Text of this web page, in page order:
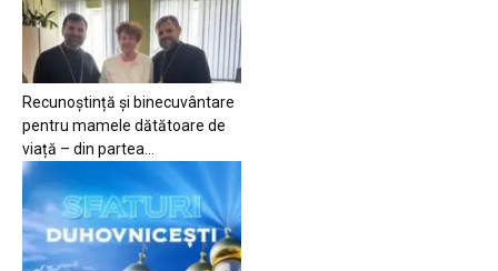
Recunoștință și binecuvântare
pentru mamele dătătoare de
viață – din partea...